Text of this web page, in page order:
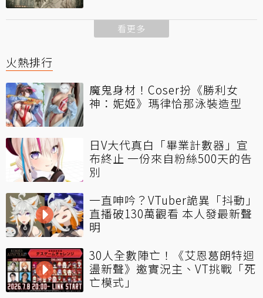
看更多
火熱排行
魔鬼身材！Coser扮《勝利女
神：妮姬》瑪律恰那泳裝造型
日V大代真白「畢業計數器」宣
布終止 一份來自粉絲500天的告
別
一直呻吟？VTuber詭異「抖動」
直播破130萬觀看 本人發最新聲
明
30人全數陣亡！《艾恩葛朗特迴
盪新聲》邀實況主、VT挑戰「死
亡模式」